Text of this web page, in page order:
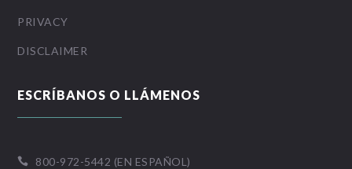
PRIVACY
DISCLAIMER
ESCRÍBANOS O LLÁMENOS
 800-972-5442 (EN ESPAÑOL)